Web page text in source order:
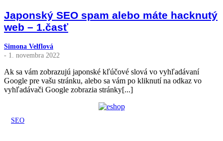
Japonský SEO spam alebo máte hacknutý
web – 1.časť
Simona Velflová
- 1. novembra 2022
Ak sa vám zobrazujú japonské kľúčové slová vo vyhľadávaní
Google pre vašu stránku, alebo sa vám po kliknutí na odkaz vo
vyhľadávači Google zobrazia stránky[...]
SEO